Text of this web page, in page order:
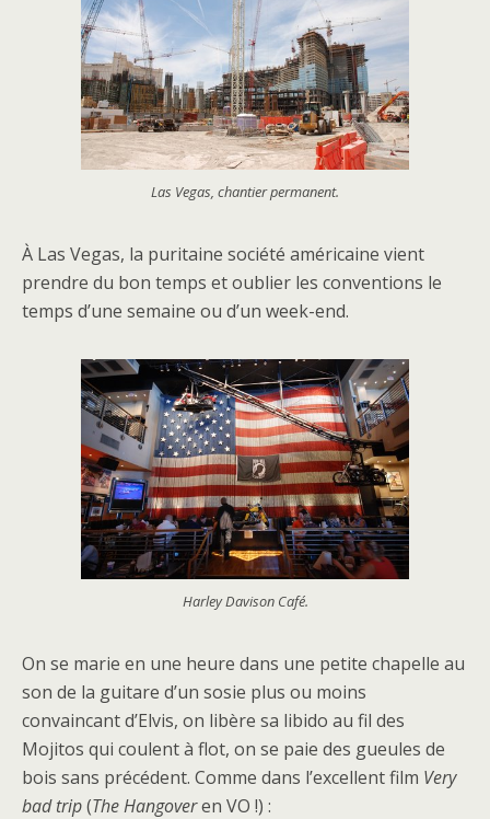
Las Vegas, chantier permanent.
À Las Vegas, la puritaine société américaine vient
prendre du bon temps et oublier les conventions le
temps d’une semaine ou d’un week-end.
Harley Davison Café.
On se marie en une heure dans une petite chapelle au
son de la guitare d’un sosie plus ou moins
convaincant d’Elvis, on libère sa libido au fil des
Mojitos qui coulent à flot, on se paie des gueules de
bois sans précédent. Comme dans l’excellent film Very
bad trip(The Hangoveren VO !) :